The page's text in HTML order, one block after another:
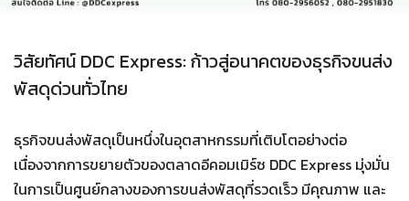
วิสัยทัศน์ DDC Express: ก้าวสู่อนาคตของธุรกิจขนส่ง
พัสดุด่วนทั่วไทย
ธุรกิจขนส่งพัสดุเป็นหนึ่งในอุตสาหกรรมที่เติบโตอย่างต่อ
เนื่องจากการขยายตัวของตลาดอีคอมเมิร์ซ DDC Express มุ่งมั่น
ในการเป็นศูนย์กลางของการขนส่งพัสดุที่รวดเร็ว มีคุณภาพ และ